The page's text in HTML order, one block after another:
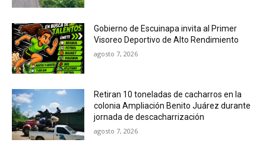
Gobierno de Escuinapa invita al Primer
Visoreo Deportivo de Alto Rendimiento
agosto 7, 2026
Retiran 10 toneladas de cacharros en la
colonia Ampliación Benito Juárez durante
jornada de descacharrización
agosto 7, 2026